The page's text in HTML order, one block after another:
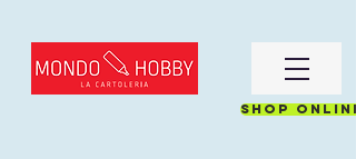
Shop online